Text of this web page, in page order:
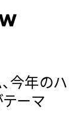
今年のハ
テーマ